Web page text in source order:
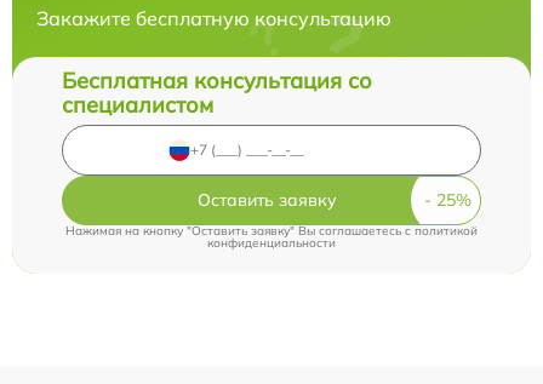
Закажите бесплатную консультацию
Бесплатная консультация со
специалистом
Оставить заявку
Нажимая на кнопку "Оставить заявку" Вы соглашаетесь cполитикой
конфиденциальности